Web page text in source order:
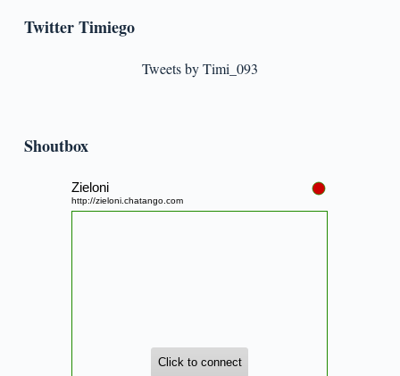
Twitter Timiego
Tweets by Timi_093
Shoutbox